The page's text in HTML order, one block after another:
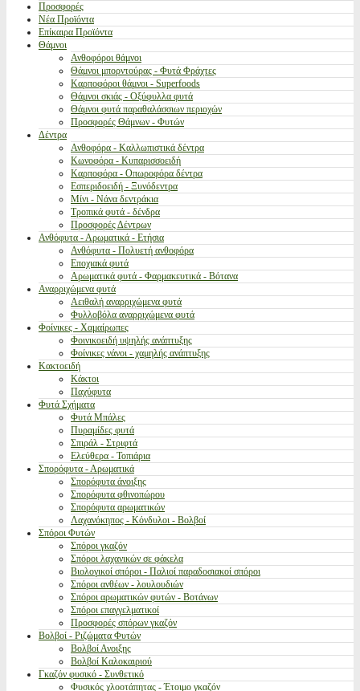
Προσφορές
Νέα Προϊόντα
Επίκαιρα Προϊόντα
Θάμνοι
Ανθοφόροι θάμνοι
Θάμνοι μπορντούρας - Φυτά Φράχτες
Καρποφόροι θάμνοι - Superfoods
Θάμνοι σκιάς - Οξύφυλλα φυτά
Θάμνοι φυτά παραθαλάσσιων περιοχών
Προσφορές Θάμνων - Φυτών
Δέντρα
Ανθοφόρα - Καλλωπιστικά δέντρα
Κωνοφόρα - Κυπαρισσοειδή
Καρποφόρα - Οπωροφόρα δέντρα
Εσπεριδοειδή - Ξυνόδεντρα
Μίνι - Νάνα δεντράκια
Τροπικά φυτά - δένδρα
Προσφορές Δέντρων
Ανθόφυτα - Αρωματικά - Ετήσια
Ανθόφυτα - Πολυετή ανθοφόρα
Εποχιακά φυτά
Αρωματικά φυτά - Φαρμακευτικά - Βότανα
Αναρριχώμενα φυτά
Αειθαλή αναρριχώμενα φυτά
Φυλλοβόλα αναρριχώμενα φυτά
Φοίνικες - Χαμαίρωπες
Φοινικοειδή υψηλής ανάπτυξης
Φοίνικες νάνοι - χαμηλής ανάπτυξης
Κακτοειδή
Κάκτοι
Παχύφυτα
Φυτά Σχήματα
Φυτά Μπάλες
Πυραμίδες φυτά
Σπιράλ - Στριφτά
Ελεύθερα - Τοπιάρια
Σπορόφυτα - Αρωματικά
Σπορόφυτα άνοιξης
Σπορόφυτα φθινοπώρου
Σπορόφυτα αρωματικών
Λαχανόκηπος - Κόνδυλοι - Βολβοί
Σπόροι Φυτών
Σπόροι γκαζόν
Σπόροι λαχανικών σε φάκελα
Βιολογικοί σπόροι - Παλιοί παραδοσιακοί σπόροι
Σπόροι ανθέων - λουλουδιών
Σπόροι αρωματικών φυτών - Βοτάνων
Σπόροι επαγγελματικοί
Προσφορές σπόρων γκαζόν
Βολβοί - Ριζώματα Φυτών
Βολβοί Ανοιξης
Βολβοί Καλοκαιριού
Γκαζόν φυσικό - Συνθετικό
Φυσικός χλοοτάπητας - Έτοιμο γκαζόν